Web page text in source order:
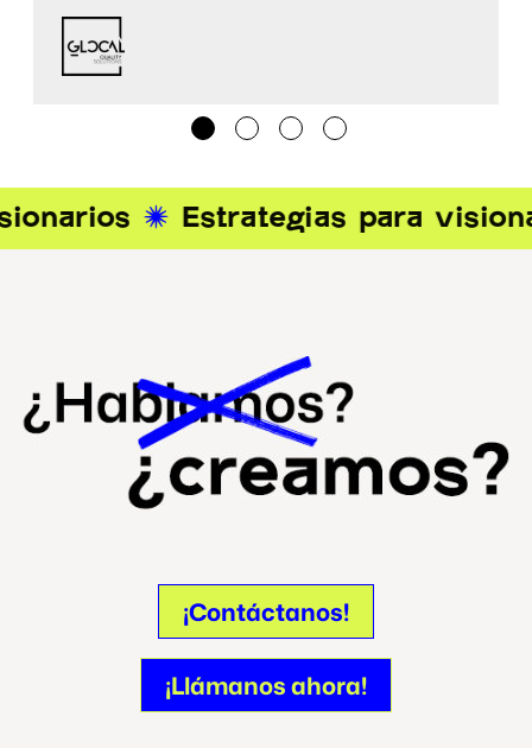
¡Contáctanos!
¡Contáctanos!
¡Llámanos ahora!
¡Llámanos ahora!